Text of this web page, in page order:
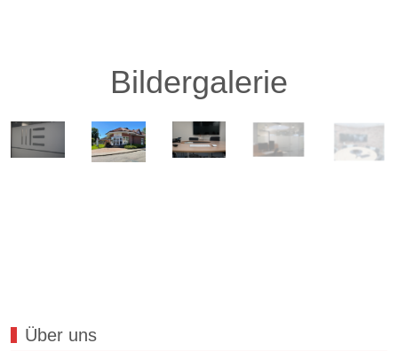
Bildergalerie
Über uns